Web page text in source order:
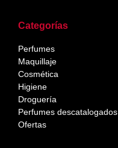
Categorías
Perfumes
Maquillaje
Cosmética
Higiene
Droguería
Perfumes descatalogados
Ofertas